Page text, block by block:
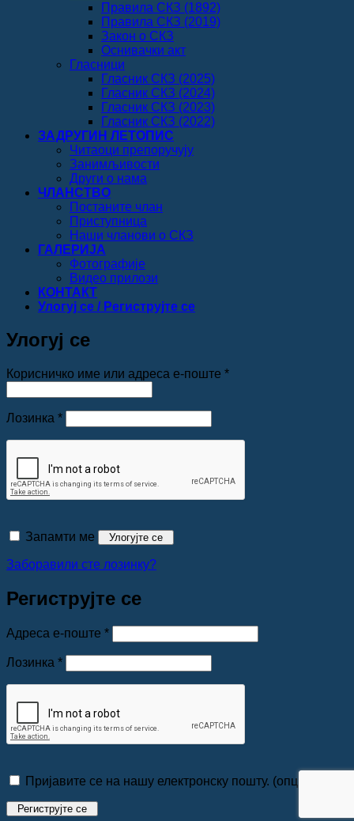
Правила СКЗ (1892)
Правила СКЗ (2019)
Закон о СКЗ
Оснивачки акт
Гласници
Гласник СКЗ (2025)
Гласник СКЗ (2024)
Гласник СКЗ (2023)
Гласник СКЗ (2022)
ЗАДРУГИН ЛЕТОПИС
Читаоци препоручују
Занимљивости
Други о нама
ЧЛАНСТВО
Постаните члан
Приступница
Наши чланови о СКЗ
ГАЛЕРИЈА
Фотографије
Видео прилози
КОНТАКТ
Улогуј се / Региструјте се
Улогуј се
Корисничко име или адреса е-поште *Обавезно
Лозинка *Обавезно
Запамти ме Улогујте се
Заборавили сте лозинку?
Региструјте се
Адреса е-поште *Обавезно
Лозинка *Обавезно
Пријавите се на нашу електронску пошту. (опционо)
Региструјте се